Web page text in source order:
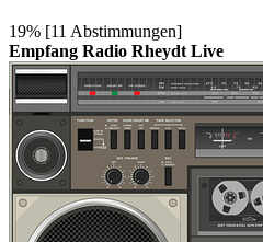
19% [11 Abstimmungen]
Empfang Radio Rheydt Live